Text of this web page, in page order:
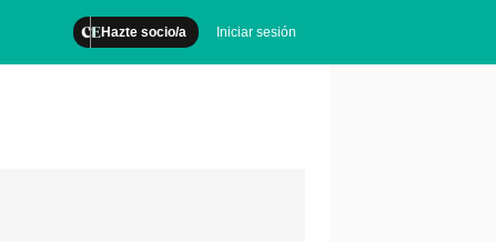
Hazte socio/a Iniciar sesión